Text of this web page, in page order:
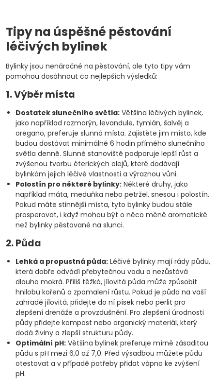
Tipy na úspěšné pěstování
léčivých bylinek
Bylinky jsou nenáročné na pěstování, ale tyto tipy vám
pomohou dosáhnout co nejlepších výsledků:
1. Výběr místa
Dostatek slunečního světla: Většina léčivých bylinek,
jako například rozmarýn, levandule, tymián, šalvěj a
oregano, preferuje slunná místa. Zajistěte jim místo, kde
budou dostávat minimálně 6 hodin přímého slunečního
světla denně. Slunné stanoviště podporuje lepší růst a
zvýšenou tvorbu éterických olejů, které dodávají
bylinkám jejich léčivé vlastnosti a výraznou vůni.
Polostín pro některé bylinky: Některé druhy, jako
například máta, meduňka nebo petržel, snesou i polostín.
Pokud máte stinnější místa, tyto bylinky budou stále
prosperovat, i když mohou být o něco méně aromatické
než bylinky pěstované na slunci.
2. Půda
Lehká a propustná půda: Léčivé bylinky mají rády půdu,
která dobře odvádí přebytečnou vodu a nezůstává
dlouho mokrá. Příliš těžká, jílovitá půda může způsobit
hnilobu kořenů a zpomalení růstu. Pokud je půda na vaší
zahradě jílovitá, přidejte do ní písek nebo perlit pro
zlepšení drenáže a provzdušnění. Pro zlepšení úrodnosti
půdy přidejte kompost nebo organický materiál, který
dodá živiny a zlepší strukturu půdy.
Optimální pH: Většina bylinek preferuje mírně zásaditou
půdu s pH mezi 6,0 až 7,0. Před výsadbou můžete půdu
otestovat a v případě potřeby přidat vápno ke zvýšení
pH.